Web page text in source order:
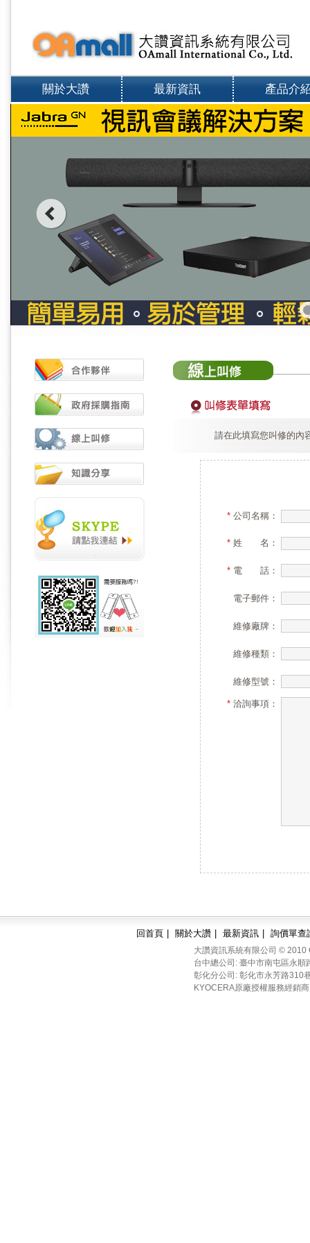
關於大讚 最新資訊 產品介
請在此填寫您叫修的內
* 公司名稱：
* 姓 名：
* 電 話：
電子郵件：
維修廠牌：
維修種類：
維修型號：
* 洽詢事項：
回首頁 關於大讚 最新資訊 詢價單查
大讚資訊系統有限公司 ©
台中總公司: 臺中市南屯區
彰化分公司: 彰化市永芳路
KYOCERA原廠授權服務經銷商